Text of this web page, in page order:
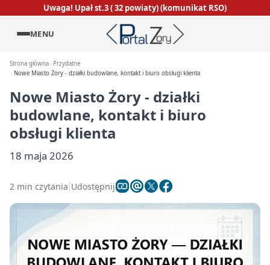
Uwaga! Upał st.3 ( 32 powiaty) (komunikat RSO)
MENU
Strona główna
Przydatne
Nowe Miasto Żory - działki budowlane, kontakt i biuro obsługi klienta
Nowe Miasto Żory - działki
budowlane, kontakt i biuro
obsługi klienta
18 maja 2026
2 min czytania Udostępnij